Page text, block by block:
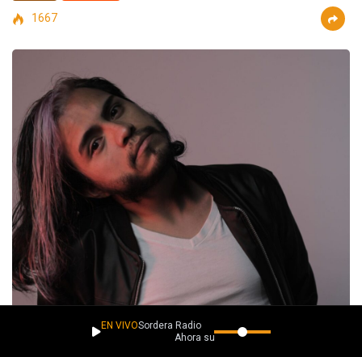
1667
EN VIVOSordera Radio
Ahora suena